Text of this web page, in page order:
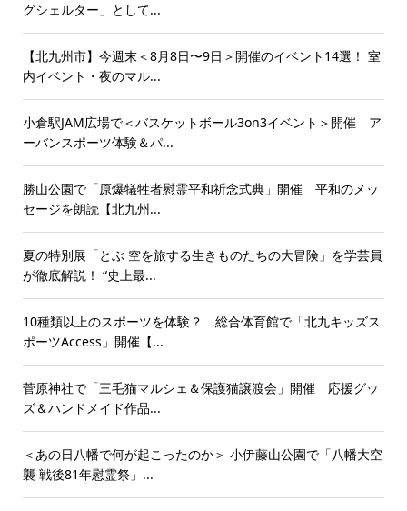
グシェルター」として...
【北九州市】今週末＜8月8日〜9日＞開催のイベント14選！ 室
内イベント・夜のマル...
小倉駅JAM広場で＜バスケットボール3on3イベント＞開催 ア
ーバンスポーツ体験＆パ...
勝山公園で「原爆犠牲者慰霊平和祈念式典」開催 平和のメッ
セージを朗読【北九州...
夏の特別展「とぶ 空を旅する生きものたちの大冒険」を学芸員
が徹底解説！ “史上最...
10種類以上のスポーツを体験？ 総合体育館で「北九キッズス
ポーツAccess」開催【...
菅原神社で「三毛猫マルシェ＆保護猫譲渡会」開催 応援グッ
ズ＆ハンドメイド作品...
＜あの日八幡で何が起こったのか＞ 小伊藤山公園で「八幡大空
襲 戦後81年慰霊祭」...